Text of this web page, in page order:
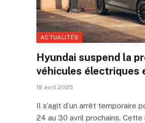
ACTUALITÉS
Hyundai suspend la
véhicules électriques
18 avril 2025
Il s’agit d’un arrêt temporaire
24 au 30 avril prochains.